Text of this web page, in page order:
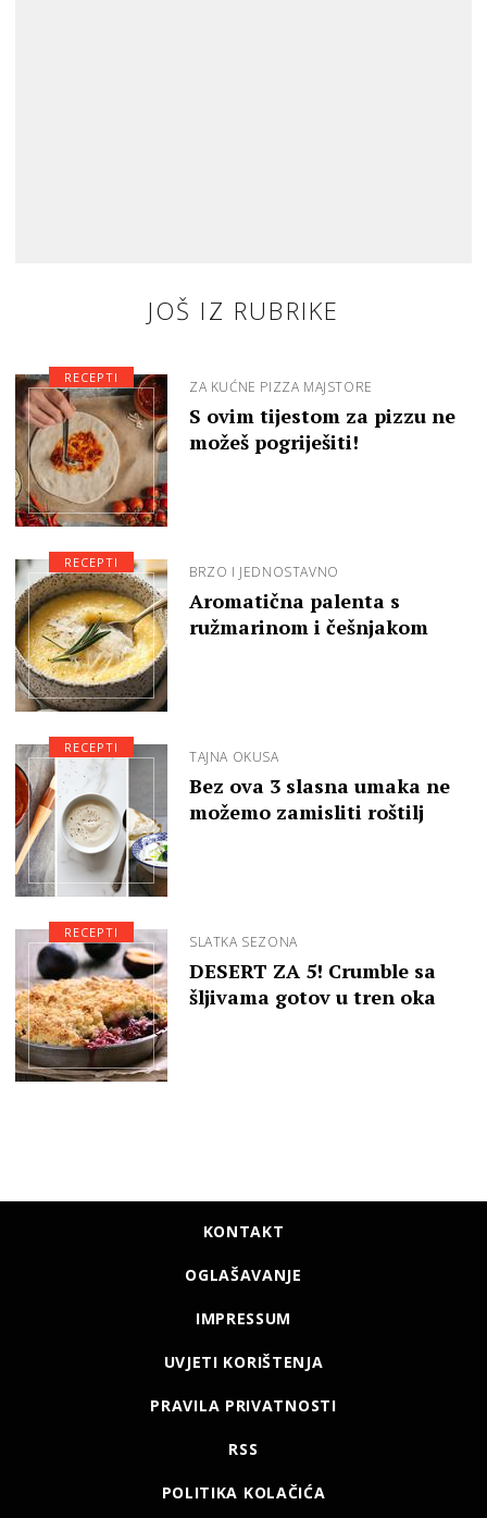
JOŠ IZ RUBRIKE
ZA KUĆNE PIZZA MAJSTORE
S ovim tijestom za pizzu ne
možeš pogriješiti!
RECEPTI
BRZO I JEDNOSTAVNO
Aromatična palenta s
ružmarinom i češnjakom
RECEPTI
TAJNA OKUSA
Bez ova 3 slasna umaka ne
možemo zamisliti roštilj
RECEPTI
SLATKA SEZONA
DESERT ZA 5! Crumble sa
šljivama gotov u tren oka
RECEPTI
KONTAKT
OGLAŠAVANJE
IMPRESSUM
UVJETI KORIŠTENJA
PRAVILA PRIVATNOSTI
RSS
POLITIKA KOLAČIĆA